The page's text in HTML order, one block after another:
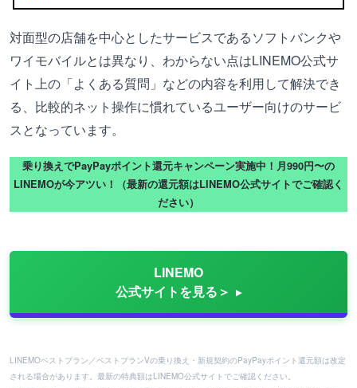
対面型の店舗を中心としたサービスであるソフトバンクや
ワイモバイルとは異なり、わからない点はLINEMO公式サ
イト上の「よくある質問」などの内容を利用して解決でき
る、比較的ネット操作に慣れているユーザー向けのサービ
スとなっています。
乗り換えでPayPayポイント還元キャンペーン実施中！月990円〜の
LINEMOが今アツい！（最新の還元額はLINEMO公式サイトでご確認く
ださい）
LINEMO
公式サイトを見る＞
LINEMOベストプラン／ベストプランVの乗り換え・新規契約のPayPayポイント還元額は改定
される場合があります。最新の特典額はLINEMO公式サイトでご確認ください。